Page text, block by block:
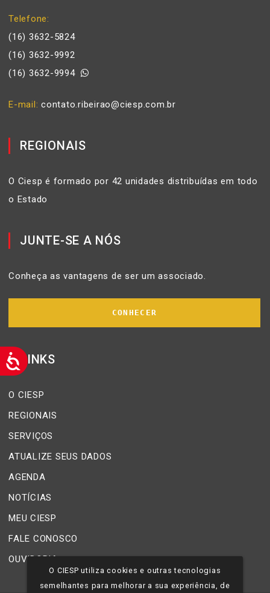
Telefone
(16) 3632-5824
(16) 3632-9992
(16) 3632-9994
E-mail contato.ribeirao@ciesp.com.br
REGIONAIS
O Ciesp é formado por 42 unidades distribuídas em todo
o Estado
JUNTE-SE A NÓS
Conheça as vantagens de ser um associado.
CONHECER
LINKS
O CIESP
REGIONAIS
SERVIÇOS
ATUALIZE SEUS DADOS
AGENDA
NOTÍCIAS
MEU CIESP
FALE CONOSCO
OUVIDORIA
O CIESP utiliza cookies e outras tecnologias
semelhantes para melhorar a sua experiência, de